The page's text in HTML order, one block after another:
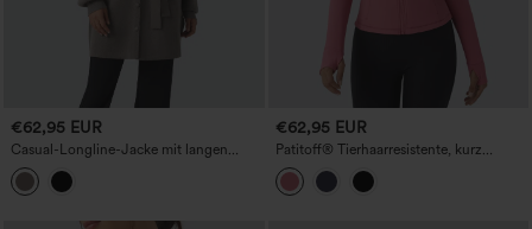
€62,95 EUR
Casual-Longline-Jacke mit langen
Ärmeln, Gürtel und Taschen
€62,95 EUR
Patitoff® Tierhaarresistente, kurz
geschnittene Freizeitjacke mit
Stehkragen, Reißverschluss,
Seitentaschen und Daumenloch